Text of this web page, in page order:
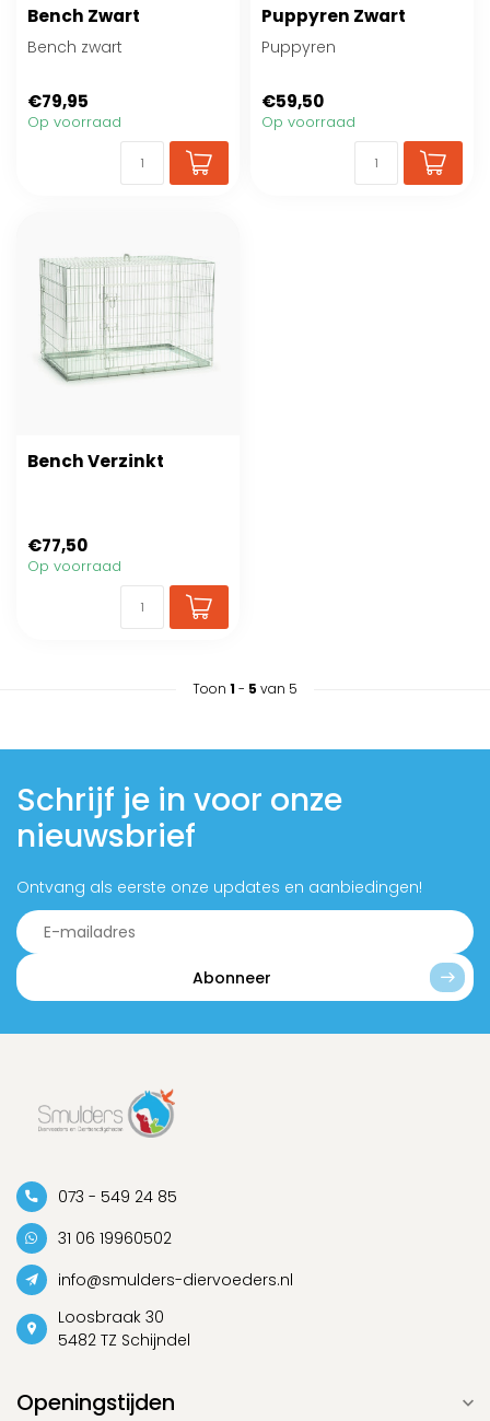
Bench Zwart
Bench zwart
€79,95
Op voorraad
Puppyren Zwart
Puppyren
€59,50
Op voorraad
Bench Verzinkt
€77,50
Op voorraad
Toon 1- 5 van 5
Schrijf je in voor onze
nieuwsbrief
Ontvang als eerste onze updates en aanbiedingen!
Abonneer
073 - 549 24 85
31 06 19960502
info@smulders-diervoeders.nl
Loosbraak 30
5482 TZ Schijndel
Openingstijden